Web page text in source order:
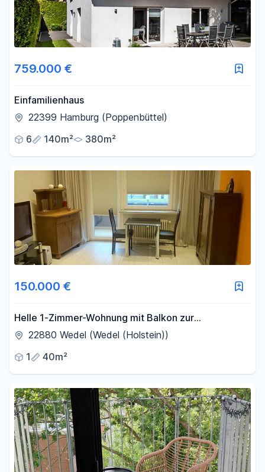
759.000 €
Einfamilienhaus
22399 Hamburg (Poppenbüttel)
6
140m² 380m²
150.000 €
Helle 1-Zimmer-Wohnung mit Balkon zur
Kapitalanlage
22880 Wedel (Wedel (Holstein))
1
40m²